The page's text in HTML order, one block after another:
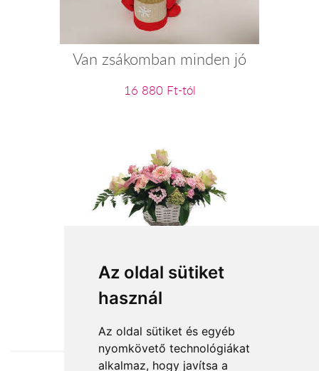
Az oldal sütiket
használ
Az oldal sütiket és egyéb
nyomkövető technológiákat
alkalmaz, hogy javítsa a
Van zsákomban minden jó
16 880 Ft-tól
Lelkem legszebb virágai
32 400 Ft-tól